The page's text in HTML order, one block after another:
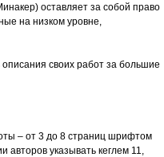
оставляет за собой право
на низком уровне,
своих работ за большие
– от 3 до 8 страниц шрифтом
авторов указывать кеглем 11,